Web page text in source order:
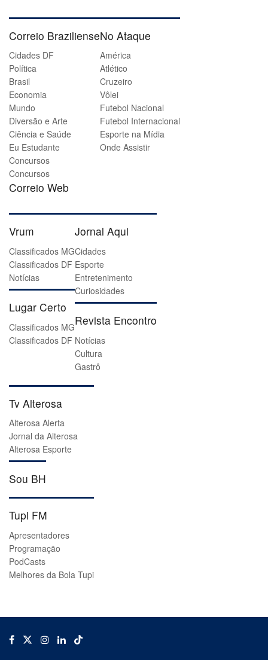
Correio Braziliense
Cidades DF
Política
Brasil
Economia
Mundo
Diversão e Arte
Ciência e Saúde
Eu Estudante
Concursos
Concursos
Correio Web
No Ataque
América
Atlético
Cruzeiro
Vôlei
Futebol Nacional
Futebol Internacional
Esporte na Mídia
Onde Assistir
Vrum
Classificados MG
Classificados DF
Notícias
Lugar Certo
Classificados MG
Classificados DF
Jornal Aqui
Cidades
Esporte
Entretenimento
Curiosidades
Revista Encontro
Notícias
Cultura
Gastrô
Tv Alterosa
Alterosa Alerta
Jornal da Alterosa
Alterosa Esporte
Sou BH
Tupi FM
Apresentadores
Programação
PodCasts
Melhores da Bola Tupi